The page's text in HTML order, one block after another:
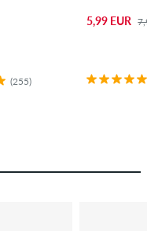
(255)
5,99 EUR